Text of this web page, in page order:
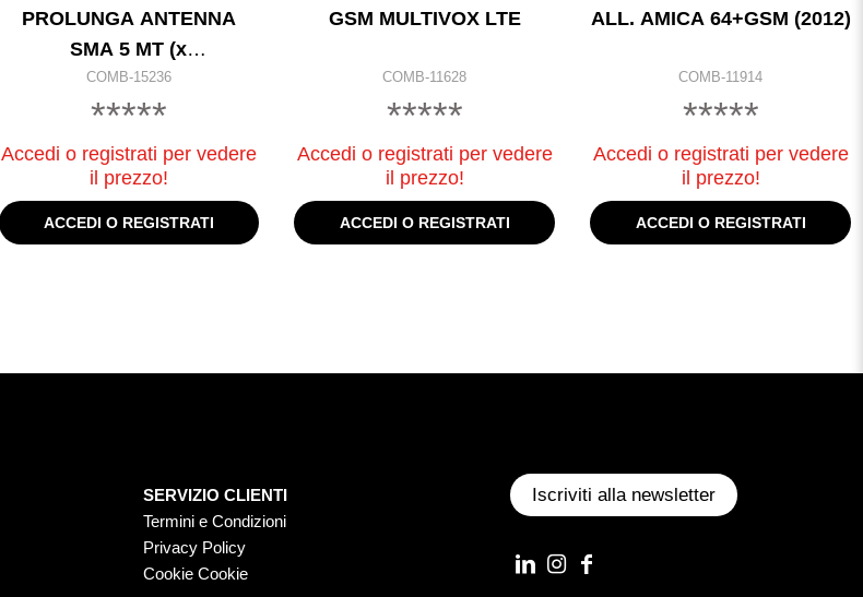
PROLUNGA ANTENNA
SMA 5 MT (x
amica/elisa/midya)
COMB-15236
*****
Accedi o registrati per vedere
il prezzo!
ACCEDI O REGISTRATI
GSM MULTIVOX LTE
COMB-11628
*****
Accedi o registrati per vedere
il prezzo!
ACCEDI O REGISTRATI
ALL. AMICA 64+GSM (2012)
COMB-11914
*****
Accedi o registrati per vedere
il prezzo!
ACCEDI O REGISTRATI
SERVIZIO CLIENTI
Termini e Condizioni
Privacy Policy
Cookie Cookie
Iscriviti alla newsletter